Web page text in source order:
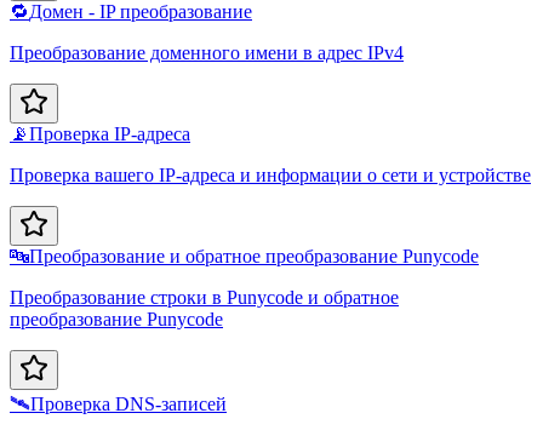
🔁Домен - IP преобразование
Преобразование доменного имени в адрес IPv4
📡Проверка IP-адреса
Проверка вашего IP-адреса и информации о сети и устройстве
🔤Преобразование и обратное преобразование Punycode
Преобразование строки в Punycode и обратное
преобразование Punycode
🛰️Проверка DNS-записей